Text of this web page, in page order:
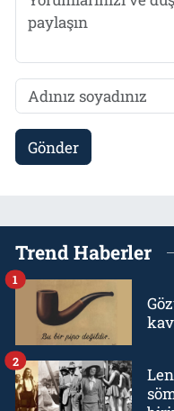
Gönder
Trend Haberler
1
2